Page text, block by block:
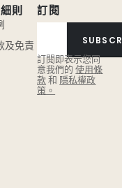
訂閱
訂閱即表示您同
意我們的使用條
款和 隱私權政
策。
則
及免責